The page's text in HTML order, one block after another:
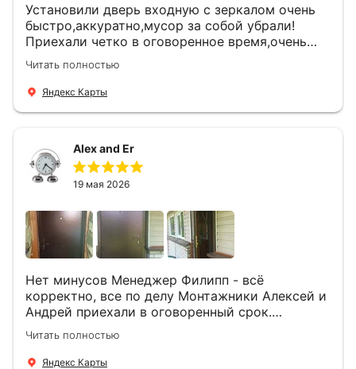
Установили дверь входную с зеркалом очень
быстро,аккуратно,мусор за собой убрали!
Приехали четко в оговоренное время,очень
вежливые,деликатные рабочие .Все
понравилось и дверь ,и работа и цена!
Читать полностью
Яндекс Карты
Alex and Er
19 мая 2026
Нет минусов Менеджер Филипп - всё
корректно, все по делу Монтажники Алексей и
Андрей приехали в оговоренный срок.
Демонтировали старую дверь и установили
новую буквально за час Быстро и качественно
+ нормальные цены Всем большое спасибо
Читать полностью
Яндекс Карты